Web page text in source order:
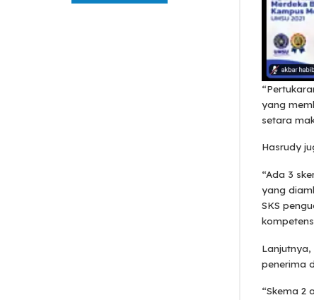
yang
setara
Hasrudy
“Ada 3
yang
SKS
Lanjutnya,
penerima
“Skema 2